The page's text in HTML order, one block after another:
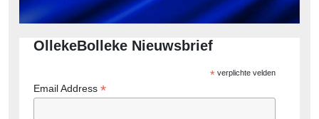
OllekeBolleke Nieuwsbrief
*verplichte velden
Email Address *